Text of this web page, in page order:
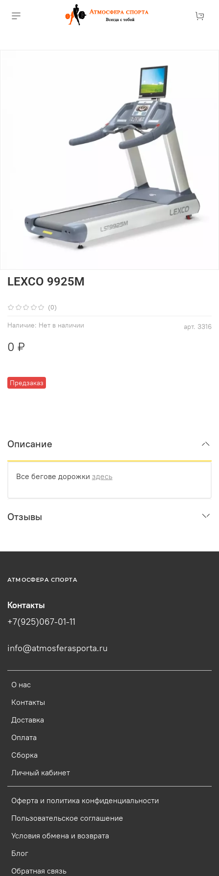
(0)
арт. 3316
Наличие: Нет в наличии
Предзаказ
LEXCO 9925M
0 ₽
Описание
Все бегове дорожки здесь
Отзывы
АТМОСФЕРА СПОРТА
О нас
Контакты
Доставка
Оплата
Сборка
Личный кабинет
Оферта и политика конфиденциальности
Пользовательское соглашение
Условия обмена и возврата
Блог
Обратная связь
Контакты
+7(925)067-01-11
info@atmosferasporta.ru